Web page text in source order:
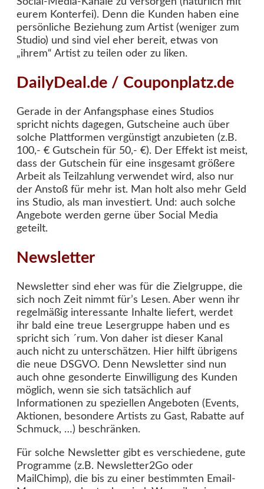
eurem Konterfei). Denn die Kunden haben eine
persönliche Beziehung zum Artist (weniger zum
Studio) und sind viel eher bereit, etwas von
„ihrem“ Artist zu teilen oder zu liken.
DailyDeal.de / Couponplatz.de
Gerade in der Anfangsphase eines Studios
spricht nichts dagegen, Gutscheine auch über
solche Plattformen vergünstigt anzubieten (z.B.
100,- € Gutschein für 50,- €). Der Effekt ist meist,
dass der Gutschein für eine insgesamt größere
Arbeit als Teilzahlung verwendet wird, also nur
der Anstoß für mehr ist. Man holt also mehr Geld
ins Studio, als man investiert. Und: auch solche
Angebote werden gerne über Social Media
geteilt.
Newsletter
Newsletter sind eher was für die Zielgruppe, die
sich noch Zeit nimmt für’s Lesen. Aber wenn ihr
regelmäßig interessante Inhalte liefert, werdet
ihr bald eine treue Lesergruppe haben und es
spricht sich ´rum. Von daher ist dieser Kanal
auch nicht zu unterschätzen. Hier hilft übrigens
die neue DSGVO. Denn Newsletter sind nun
auch ohne gesonderte Einwilligung des Kunden
möglich, wenn sie sich tatsächlich auf
Informationen zu speziellen Angeboten (Events,
Aktionen, besondere Artists zu Gast, Rabatte auf
Schmuck, …) beschränken.
Für solche Newsletter gibt es verschiedene, gute
Programme (z.B. Newsletter2Go oder
MailChimp), die bis zu einer bestimmten Email-